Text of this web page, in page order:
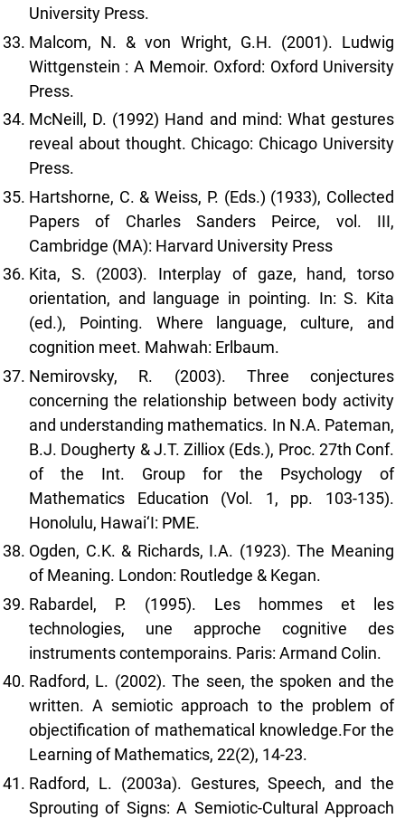
University Press.
Malcom, N. & von Wright, G.H. (2001). Ludwig
Wittgenstein : A Memoir. Oxford: Oxford University
Press.
McNeill, D. (1992) Hand and mind: What gestures
reveal about thought. Chicago: Chicago University
Press.
Hartshorne, C. & Weiss, P. (Eds.) (1933), Collected
Papers of Charles Sanders Peirce, vol. III,
Cambridge (MA): Harvard University Press
Kita, S. (2003). Interplay of gaze, hand, torso
orientation, and language in pointing. In: S. Kita
(ed.), Pointing. Where language, culture, and
cognition meet. Mahwah: Erlbaum.
Nemirovsky, R. (2003). Three conjectures
concerning the relationship between body activity
and understanding mathematics. In N.A. Pateman,
B.J. Dougherty & J.T. Zilliox (Eds.), Proc. 27th Conf.
of the Int. Group for the Psychology of
Mathematics Education (Vol. 1, pp. 103-135).
Honolulu, Hawai‘I: PME.
Ogden, C.K. & Richards, I.A. (1923). The Meaning
of Meaning. London: Routledge & Kegan.
Rabardel, P. (1995). Les hommes et les
technologies, une approche cognitive des
instruments contemporains. Paris: Armand Colin.
Radford, L. (2002). The seen, the spoken and the
written. A semiotic approach to the problem of
objectification of mathematical knowledge.For the
Learning of Mathematics, 22(2), 14-23.
Radford, L. (2003a). Gestures, Speech, and the
Sprouting of Signs: A Semiotic-Cultural Approach